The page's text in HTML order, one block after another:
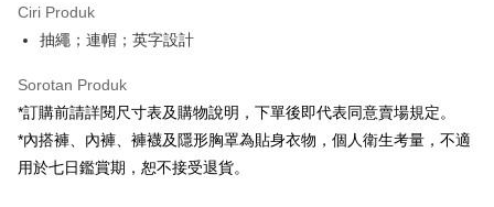
Apple Pay
Google Pay
OP Pay Later
Deskripsi
Ciri Produk
抽繩；連帽；英字設計
Sorotan Produk
*訂購前請詳閱尺寸表及購物說明，下單後即代表同意賣場規定。
*內搭褲、內褲、褲襪及隱形胸罩為貼身衣物，個人衛生考量，不適
用於七日鑑賞期，恕不接受退貨。